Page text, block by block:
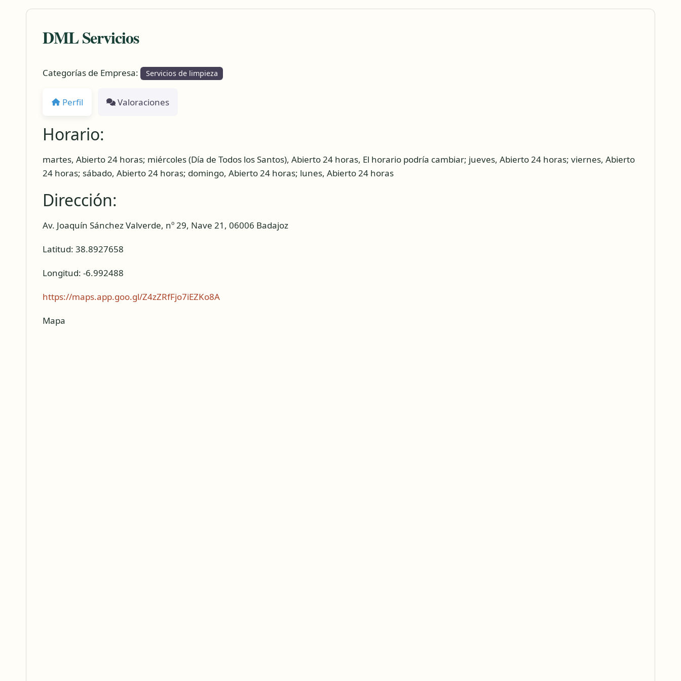
DML Servicios
Categorías de Empresa: Servicios de limpieza
Perfil Valoraciones
Horario:
martes, Abierto 24 horas; miércoles (Día de Todos los Santos), Abierto 24 horas, El horario podría cambiar; jueves, Abierto 24 horas; viernes, Abierto
24 horas; sábado, Abierto 24 horas; domingo, Abierto 24 horas; lunes, Abierto 24 horas
Dirección:
Av. Joaquín Sánchez Valverde, nº 29, Nave 21, 06006 Badajoz
Latitud: 38.8927658
Longitud: -6.992488
https://maps.app.goo.gl/Z4zZRfFjo7iEZKo8A
Mapa